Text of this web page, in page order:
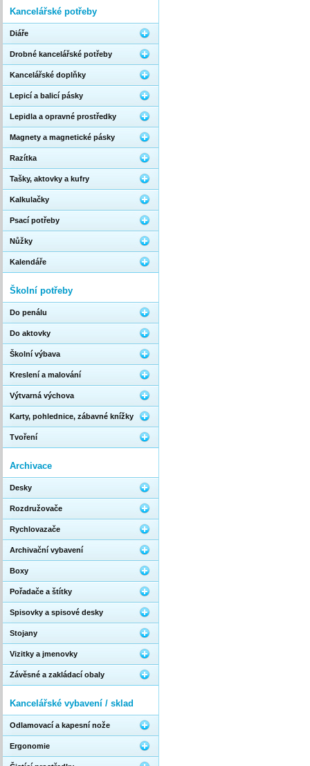
Kancelářské potřeby
Diáře
Drobné kancelářské potřeby
Kancelářské doplňky
Lepicí a balicí pásky
Lepidla a opravné prostředky
Magnety a magnetické pásky
Razítka
Tašky, aktovky a kufry
Kalkulačky
Psací potřeby
Nůžky
Kalendáře
Školní potřeby
Do penálu
Do aktovky
Školní výbava
Kreslení a malování
Výtvarná výchova
Karty, pohlednice, zábavné knížky
Tvoření
Archivace
Desky
Rozdružovače
Rychlovazače
Archivační vybavení
Boxy
Pořadače a štítky
Spisovky a spisové desky
Stojany
Vizitky a jmenovky
Závěsné a zakládací obaly
Kancelářské vybavení / sklad
Odlamovací a kapesní nože
Ergonomie